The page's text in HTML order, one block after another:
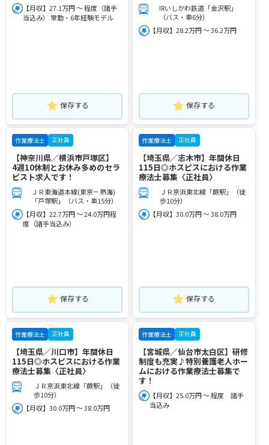
【月収】27.1万円 ～ 程度（諸手
当込み） 常勤・6年経験モデル
保存する
IRいしかわ鉄道「金沢駅」
（バス・車6分）
【月収】28.2万円 ～ 36.2万円
保存する
作業療法士 正社員
【神奈川県／横浜市戸塚区】
4週10休制とお休み多めのセラ
ピスト求人です！
ＪＲ東海道本線(東京－熱海)
「戸塚駅」（バス・車15分）
【月収】22.7万円 ～ 24.0万円程
度（諸手当込み）
保存する
作業療法士 正社員
【埼玉県／志木市】年間休日
115日◎ホスピスにおける作業
療法士募集〈正社員〉
ＪＲ京浜東北線「蕨駅」（徒
歩10分）
【月収】30.0万円 ～ 38.0万円
保存する
作業療法士 正社員
【埼玉県／川口市】年間休日
115日◎ホスピスにおける作業
療法士募集〈正社員〉
ＪＲ京浜東北線「蕨駅」（徒
歩10分）
【月収】30.0万円 ～ 38.0万円
作業療法士 正社員
【宮城県／仙台市太白区】研修
制度も充実♪特別養護老人ホー
ムにおける作業療法士募集で
す！
【月収】25.0万円 ～ 程度 諸手
当込み